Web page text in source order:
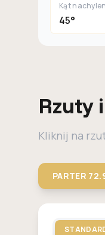
Kąt
45°
Rzuty
Kliknij na
PARTER